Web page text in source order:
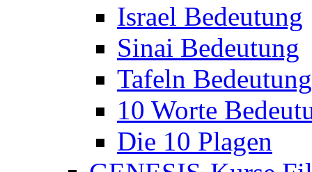
Israel Bedeutung
Sinai Bedeutung
Tafeln Bedeutung
10 Worte
Die 10 Plagen